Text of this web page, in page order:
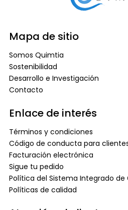
Mapa de sitio
Somos Quimtia
Sostenibilidad
Desarrollo e Investigación
Contacto
Enlace de interés
Términos y condiciones
Código de conducta para
Facturación electrónica
Sigue tu pedido
Política del Sistema Integrado de
Políticas de calidad